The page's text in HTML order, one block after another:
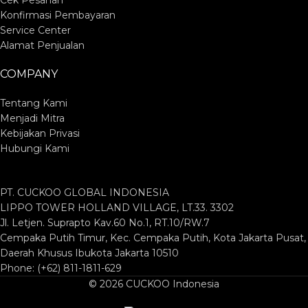
Konfirmasi Pembayaran
Service Center
Alamat Penjualan
COMPANY
Tentang Kami
Menjadi Mitra
Kebijakan Privasi
Hubungi Kami
PT. CUCKOO GLOBAL INDONESIA
LIPPO TOWER HOLLAND VILLAGE, LT.33. 3302
Jl. Letjen. Suprapto Kav.60 No.1, RT.10/RW.7
Cempaka Putih Timur, Kec. Cempaka Putih, Kota Jakarta Pusat,
Daerah Khusus Ibukota Jakarta 10510
Phone: (+62) 811-1811-629
© 2026 CUCKOO Indonesia